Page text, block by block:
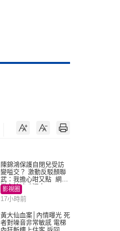
陳錦鴻保護自閉兒受訪
變嗌交？ 激動反駁顏聯
武：我擔心咁又點 網民
批主持咄咄逼人
影視圈
17小時前
黃大仙血案│內情曝光 死
者對噪音非常敏感 電梯